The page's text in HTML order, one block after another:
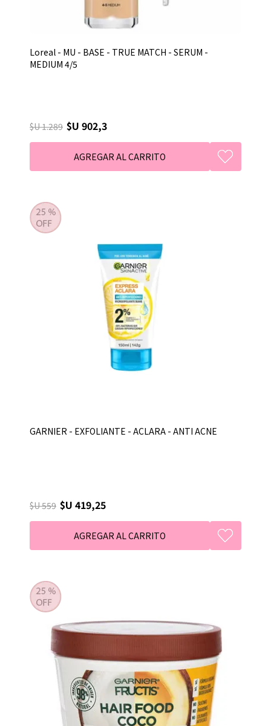
Loreal - MU - BASE - TRUE MATCH - SERUM -
MEDIUM 4/5
$U 1.289 $U 902,3
GARNIER - EXFOLIANTE - ACLARA - ANTI ACNE
$U 559 $U 419,25